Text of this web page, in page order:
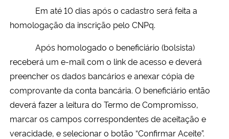
Ministério do Desenvolvimento Regional
Controladoria-Geral da União
Ministério da Mulher, da Família e dos Direitos Humanos
Secretaria-Geral
Secretaria de Governo
Em até 10 dias após o cadastro será feita a
homologação da inscrição pelo CNPq.
Após homologado o beneficiário (bolsista)
receberá um e-mail com o link de acesso e deverá
preencher os dados bancários e anexar cópia de
comprovante da conta bancária. O beneficiário então
deverá fazer a leitura do Termo de Compromisso,
marcar os campos correspondentes de aceitação e
veracidade, e selecionar o botão “Confirmar Aceite”.